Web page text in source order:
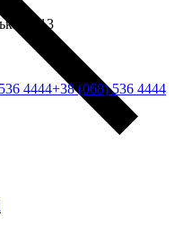
13
4444+38 (068) 536 4444